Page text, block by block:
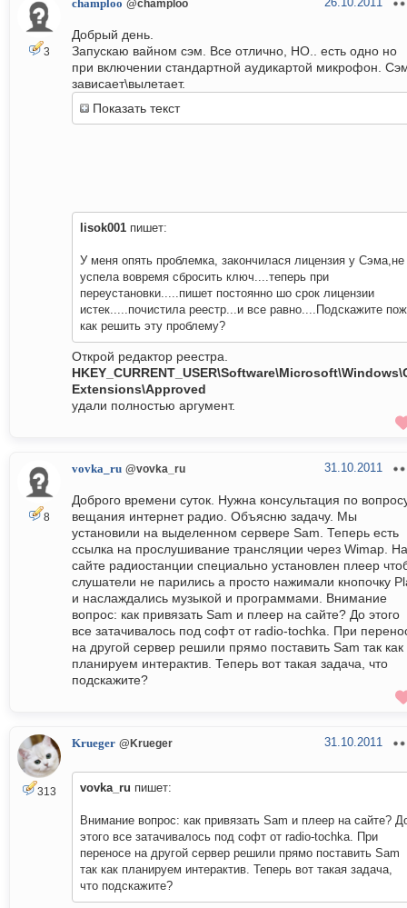
3
champloo @champloo
Добрый день.
Запускаю вайном сэм. Все отлично, НО.. есть одно но
при включении стандартной аудикартой микрофон.
зависает\вылетает.
Показать текст
lisok001 пишет:
У меня опять проблемка, закончилася лицензия у Сэма,не
успела вовремя сбросить ключ....теперь при
переустановки.....пишет постоянно шо срок лицензии
истек.....почистила реестр...и все равно....Подскажите пож
как решить эту проблему?
Открой редактор реестра.
Extensions\Approved
удали полностью аргумент.
8
vovka_ru @vovka_ru 31.10.2011
Доброго времени суток. Нужна консультация по
вещания интернет радио. Объясню задачу. Мы
установили на выделенном сервере Sam. Теперь есть
ссылка на прослушивание трансляции через Wimap. На
сайте радиостанции специально установлен плеер
слушатели не парились а просто нажимали кнопочку
и наслаждались музыкой и программами. Внимание
вопрос: как привязать Sam и плеер на сайте? До этого
все затачивалось под софт от radio-tochka. При
на другой сервер решили прямо поставить Sam так как
планируем интерактив. Теперь вот такая задача, что
подскажите?
313
Krueger @Krueger 31.10.2011
vovka_ru пишет:
Внимание вопрос: как привязать Sam и плеер на сайте?
этого все затачивалось под софт от radio-tochka. При
переносе на другой сервер решили прямо поставить Sam
так как планируем интерактив. Теперь вот такая задача,
что подскажите?